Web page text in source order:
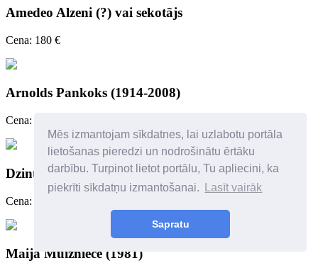
Mēs izmantojam sīkdatnes, lai uzlabotu portāla
lietošanas pieredzi un nodrošinātu ērtāku
darbību. Turpinot lietot portālu, Tu apliecini, ka
piekrīti sīkdatņu izmantošanai.
Lasīt vairāk
Sapratu
Amedeo Alzeni (?) vai sekotājs
Cena: 180 €
Arnolds Pankoks (1914-2008)
Cena: 250 €
Dzintra Zvagina
Cena: 450 €
Maija Muižniece (1981)